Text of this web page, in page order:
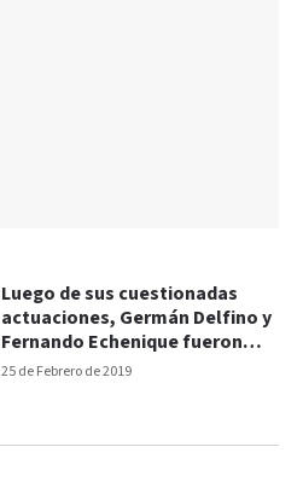
25 de Febrero de 2019
Luego de sus cuestionadas
actuaciones, Germán Delfino y
Fernando Echenique fueron
parados